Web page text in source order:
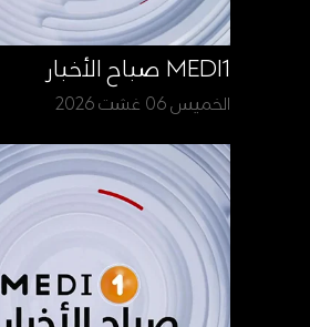
MEDI1 صباح الأخبار
الخميس 06 غشت 2026